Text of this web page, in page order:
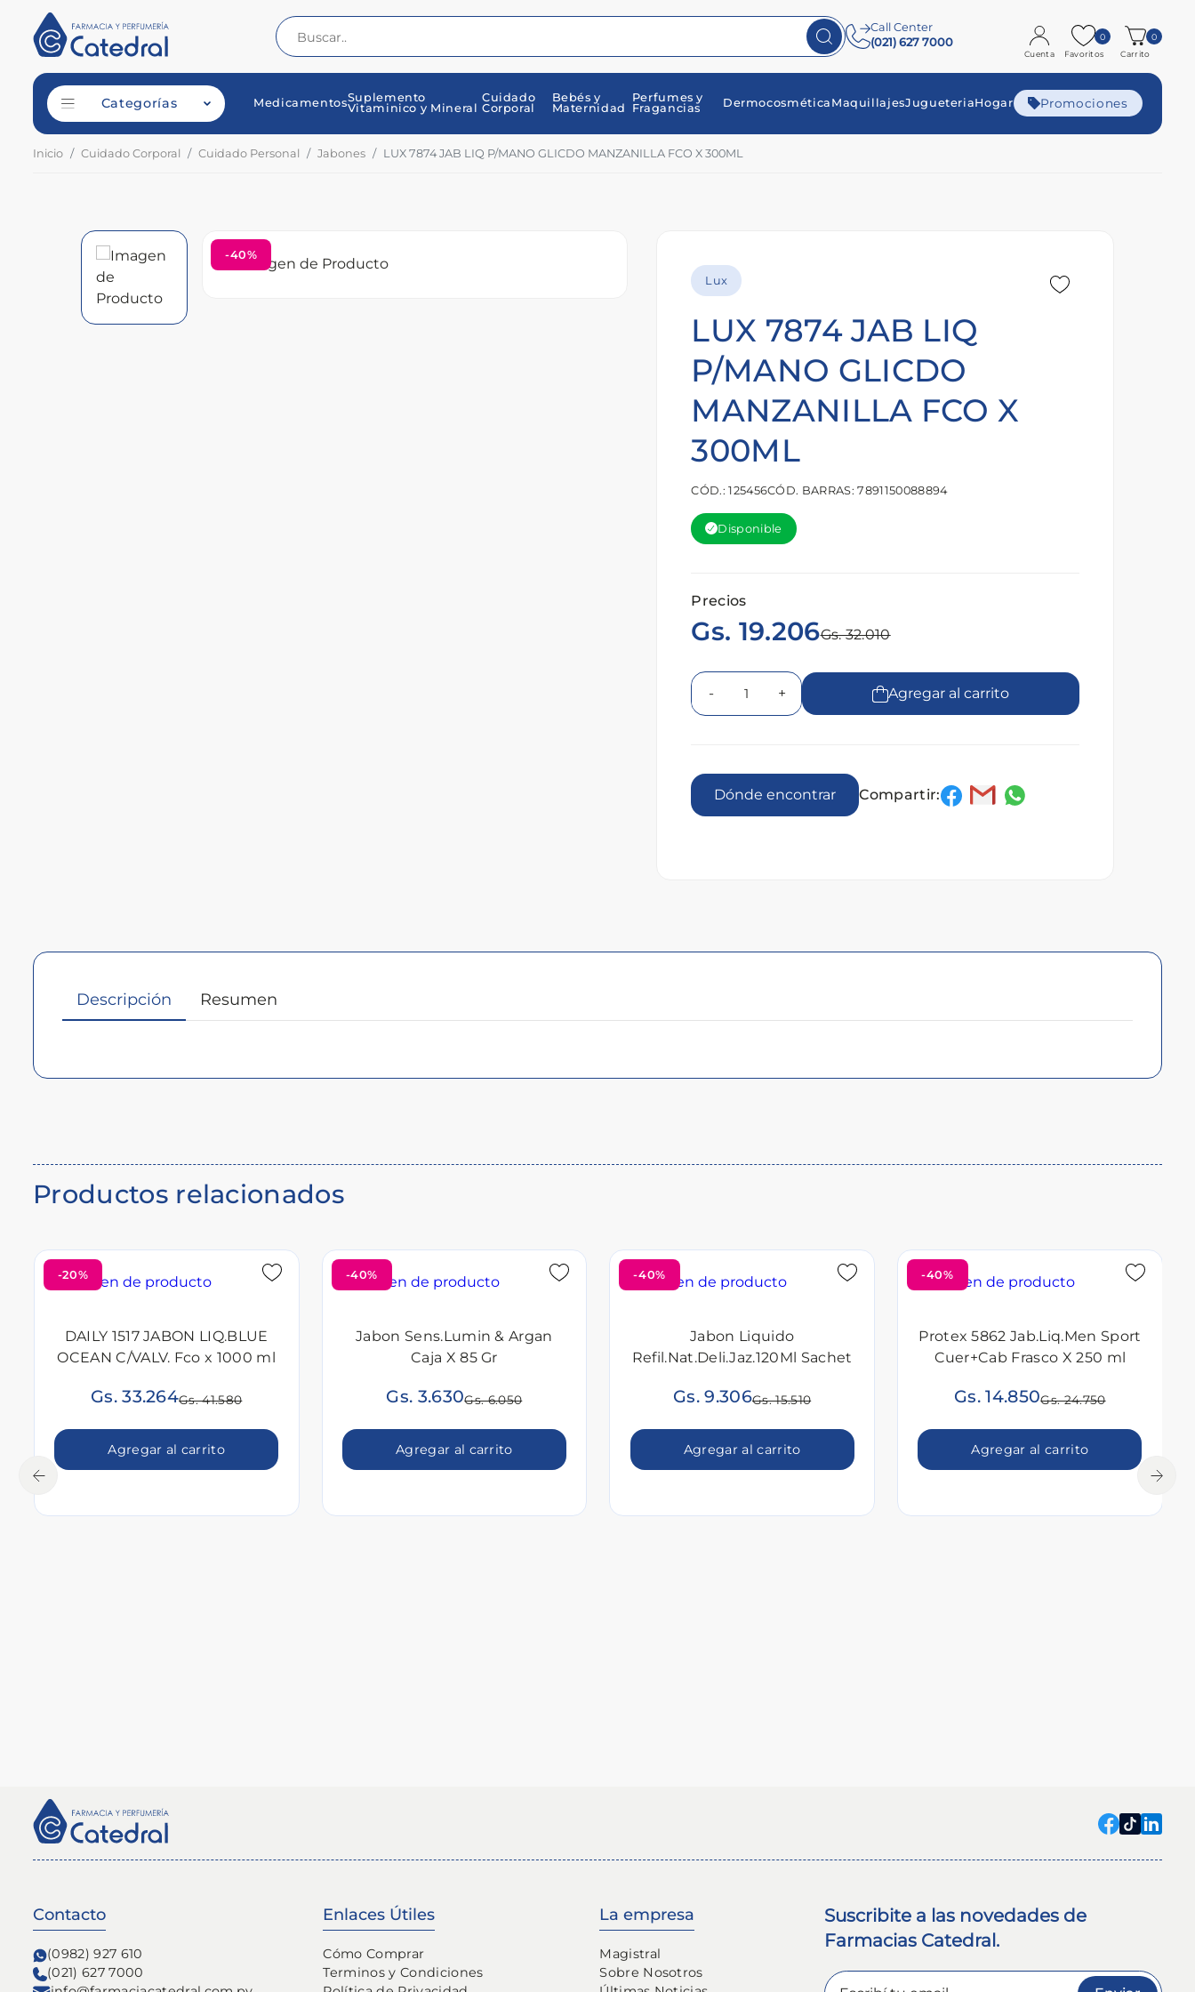
Call Center
(021) 627 7000
Cuenta Favoritos
0
Carrito
0
Categorías MedicamentosSuplemento
Vitaminico y Mineral
Cuidado
Corporal
Bebés y
Maternidad
Perfumes y
Fragancias
Dermocosmética MaquillajesJugueteriaHogar Promociones
Inicio Cuidado Corporal Cuidado Personal Jabones LUX 7874 JAB LIQ P/MANO GLICDO MANZANILLA FCO X 300ML
-40%
Lux
LUX 7874 JAB LIQ
P/MANO GLICDO
MANZANILLA FCO X
300ML
CÓD.: 125456CÓD. BARRAS: 7891150088894
Disponible
Precios
Gs. 19.206Gs. 32.010
- + Agregar al carrito
Dónde encontrar Compartir:
Descripción Resumen
Productos relacionados
-20%
DAILY 1517 JABON LIQ.BLUE
OCEAN C/VALV. Fco x 1000 ml
Gs. 33.264Gs. 41.580
Agregar al carrito
-40%
Jabon Sens.Lumin & Argan
Caja X 85 Gr
Gs. 3.630Gs. 6.050
Agregar al carrito
-40%
Jabon Liquido
Refil.Nat.Deli.Jaz.120Ml Sachet
Gs. 9.306Gs. 15.510
Agregar al carrito
-40%
Protex 5862 Jab.Liq.Men Sport
Cuer+Cab Frasco X 250 ml
Gs. 14.850Gs. 24.750
Agregar al carrito
Contacto
(0982) 927 610
(021) 627 7000
Enlaces Útiles
Cómo Comprar
Terminos y Condiciones
La empresa
Magistral
Sobre Nosotros
Suscribite a las novedades de
Farmacias Catedral.